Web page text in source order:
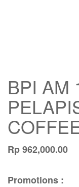
BPI AM
Rp962,000.00
Promotions :